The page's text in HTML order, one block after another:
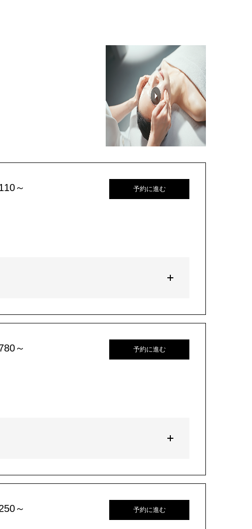
～ 予約に進む
～ 予約に進む
～ 予約に進む